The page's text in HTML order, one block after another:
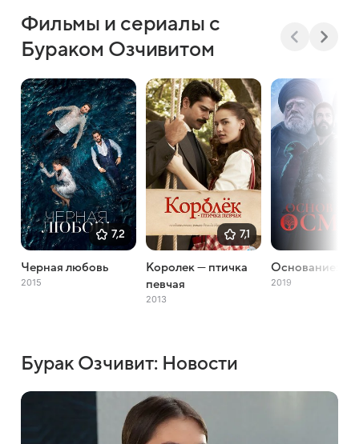
Фильмы и сериалы с
Бураком Озчивитом
7,2
Черная любовь
2015
7,1
Королек — птичка
певчая
2013
Основание:
2019
Бурак Озчивит: Новости